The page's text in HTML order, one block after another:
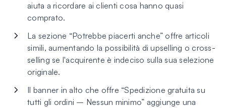
aiuta a ricordare ai clienti cosa hanno quasi
comprato.
La sezione “Potrebbe piacerti anche” offre articoli
simili, aumentando la possibilità di upselling o cross-
selling se l'acquirente è indeciso sulla sua selezione
originale.
Il banner in alto che offre “Spedizione gratuita su
tutti gli ordini – Nessun minimo” aggiunge una